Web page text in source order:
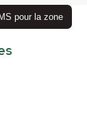
pour la zone